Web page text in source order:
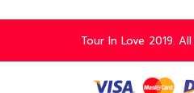
Tour In Love 2019.